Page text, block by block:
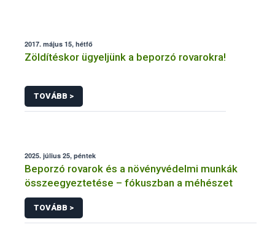
2017. május 15, hétfő
Zöldítéskor ügyeljünk a beporzó rovarokra!
TOVÁBB >
2025. július 25, péntek
Beporzó rovarok és a növényvédelmi munkák
összeegyeztetése – fókuszban a méhészet
TOVÁBB >